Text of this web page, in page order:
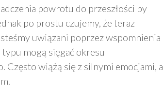
powrotu do przeszłości by
po prostu czujemy, że teraz
uwiązani poprzez wspomnienia
mogą sięgać okresu
Często wiążą się z silnymi emocjami, a